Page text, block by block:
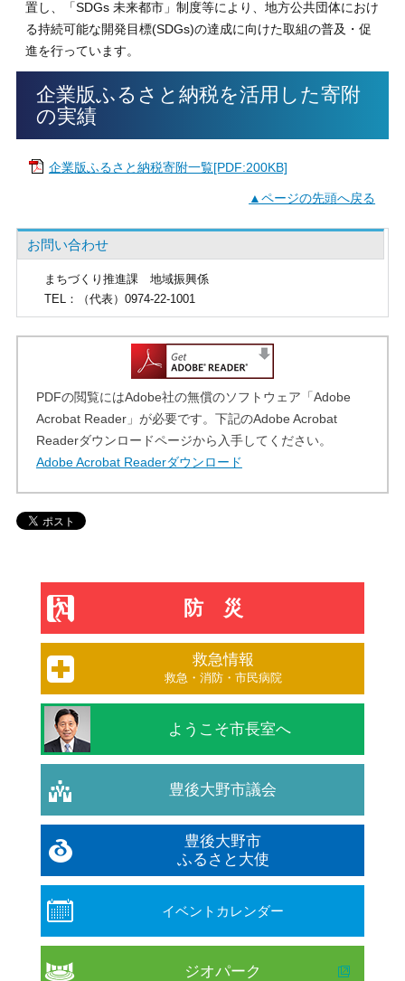
置し、「SDGs 未来都市」制度等により、地方公共団体におけ
る持続可能な開発目標(SDGs)の達成に向けた取組の普及・促
進を行っています。
企業版ふるさと納税を活用した寄附
の実績
企業版ふるさと納税寄附一覧[PDF:200KB]
▲ページの先頭へ戻る
お問い合わせ
まちづくり推進課
地域振興係
TEL：（代表）0974-22-1001
PDFの閲覧にはAdobe社の無償のソフトウェア「Adobe
Acrobat Reader」が必要です。下記のAdobe Acrobat
Readerダウンロードページから入手してください。
Adobe Acrobat Readerダウンロード
防災
救急情報
救急・消防・市民病院
ようこそ市長室へ
豊後大野市議会
豊後大野市
ふるさと大使
イベントカレンダー
ジオパーク